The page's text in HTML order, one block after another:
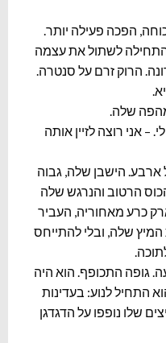
הפכה פעילה יותר.
לשתול את עצמה
הרוק זרם על סנטרה.
שלה.
– אני רוצה לזיין אותה
הישבן שלה, גבוה
הרטוב והנרגש שלה
כרע מאחוריה, העביר
שלה, ובלי להתייחס
גופה התכופף. הוא היה
התחיל לנוע: בעדינות
שלו נופפו על הדגדגן